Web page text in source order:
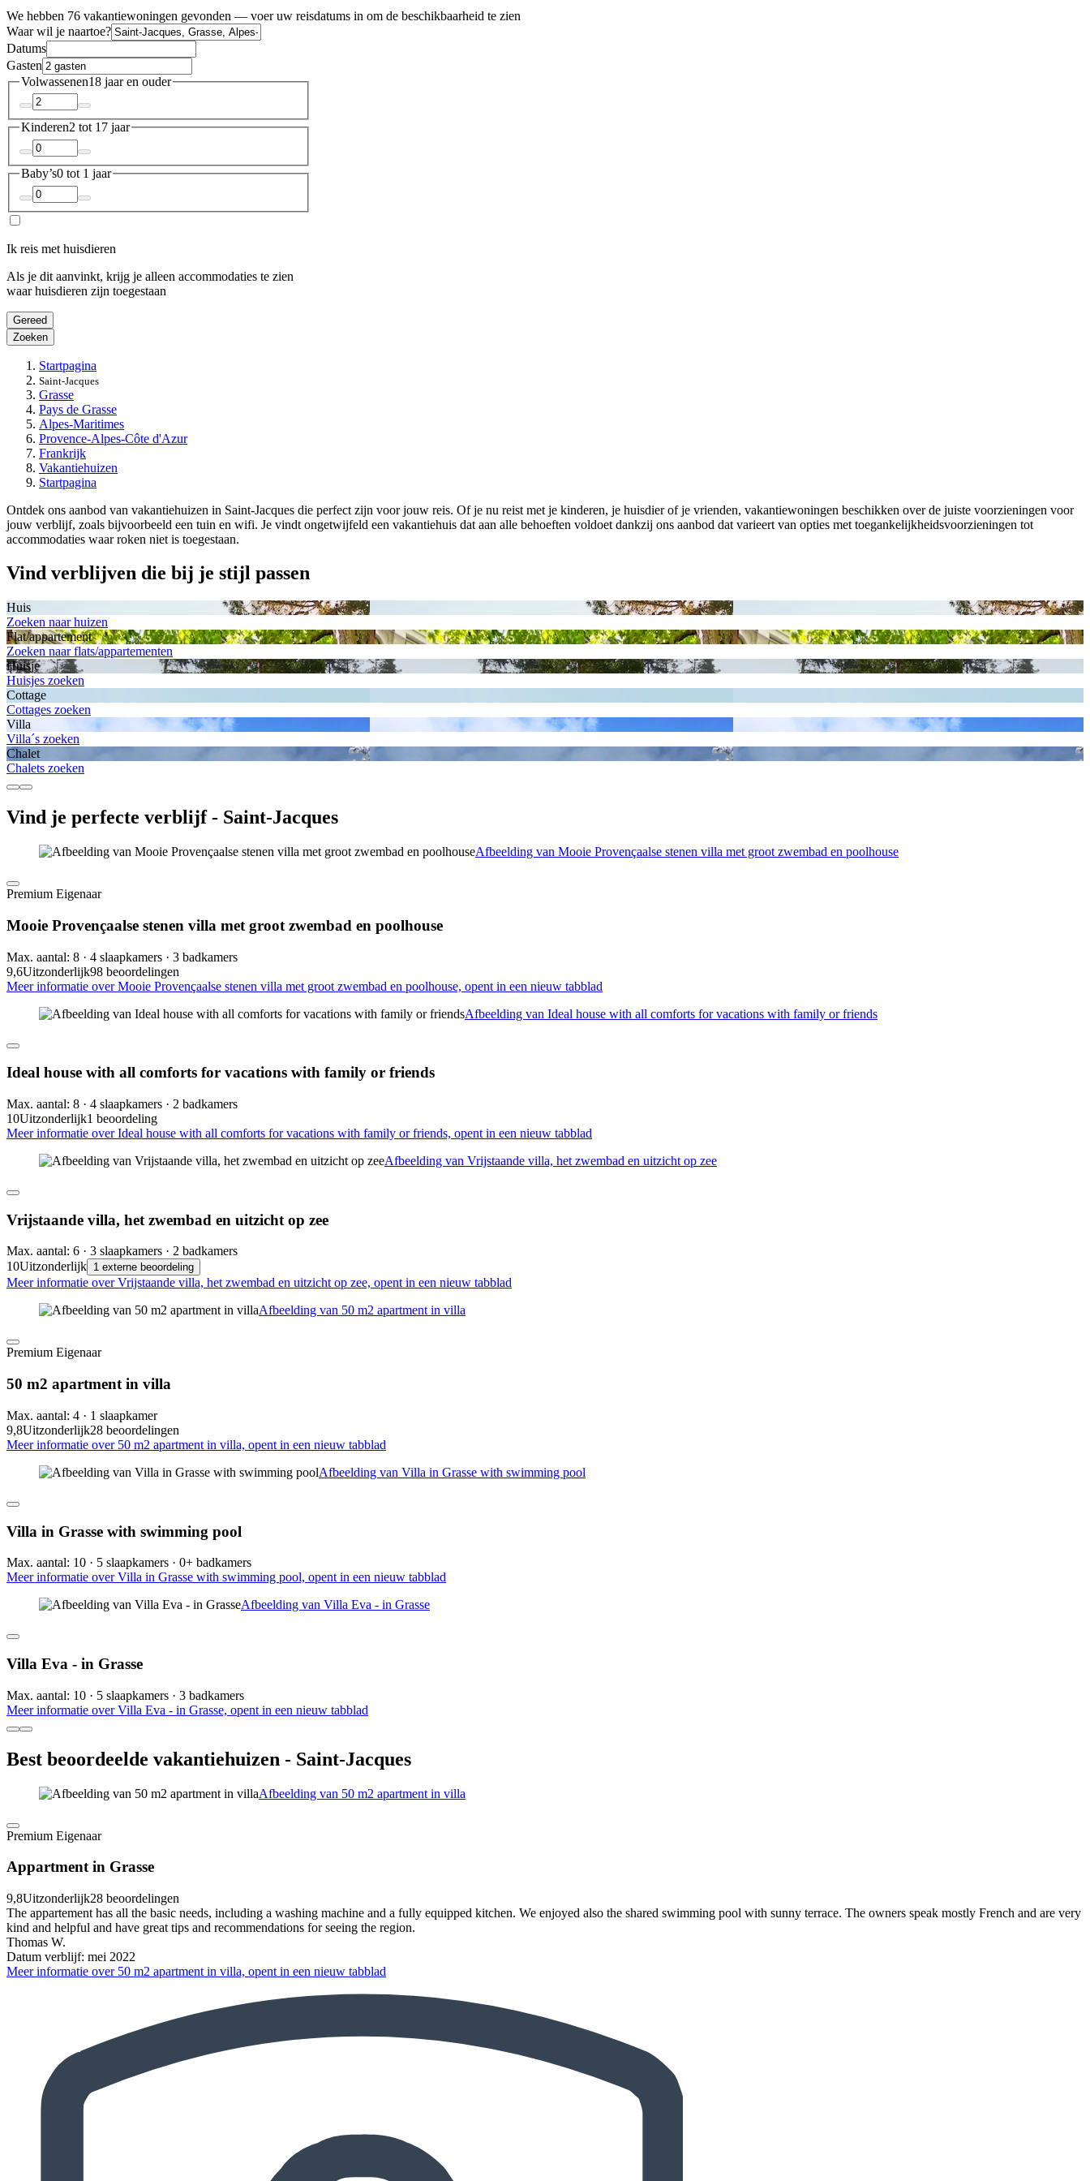
We hebben 76 vakantiewoningen gevonden — voer uw reisdatums in om de beschikbaarheid te zien
Waar wil je naartoe?
Datums
Gasten
Volwassenen18 jaar en ouder
Kinderen2 tot 17 jaar
Baby’s0 tot 1 jaar
Ik reis met huisdieren
Als je dit aanvinkt, krijg je alleen accommodaties te zien
waar huisdieren zijn toegestaan
Gereed
Zoeken
Startpagina
Saint-Jacques
Grasse
Pays de Grasse
Alpes-Maritimes
Provence-Alpes-Côte d'Azur
Frankrijk
Vakantiehuizen
Startpagina
Ontdek ons aanbod van vakantiehuizen in Saint-Jacques die perfect zijn voor jouw reis. Of je nu reist met je kinderen, je huisdier of je vrienden, vakantiewoningen beschikken over de juiste voorzieningen voor
jouw verblijf, zoals bijvoorbeeld een tuin en wifi. Je vindt ongetwijfeld een vakantiehuis dat aan alle behoeften voldoet dankzij ons aanbod dat varieert van opties met toegankelijkheidsvoorzieningen tot
accommodaties waar roken niet is toegestaan.
Vind verblijven die bij je stijl passen
Huis
Zoeken naar huizen
Flat/appartement
Zoeken naar flats/appartementen
Huisje
Huisjes zoeken
Cottage
Cottages zoeken
Villa
Villa´s zoeken
Chalet
Chalets zoeken
Vind je perfecte verblijf - Saint-Jacques
Afbeelding van Mooie Provençaalse stenen villa met groot zwembad en poolhouse
Premium Eigenaar
Mooie Provençaalse stenen villa met groot zwembad en poolhouse
Max. aantal: 8 · 4 slaapkamers · 3 badkamers
9,6Uitzonderlijk98 beoordelingen
Meer informatie over Mooie Provençaalse stenen villa met groot zwembad en poolhouse, opent in een nieuw tabblad
Afbeelding van Ideal house with all comforts for vacations with family or friends
Ideal house with all comforts for vacations with family or friends
Max. aantal: 8 · 4 slaapkamers · 2 badkamers
10Uitzonderlijk1 beoordeling
Meer informatie over Ideal house with all comforts for vacations with family or friends, opent in een nieuw tabblad
Afbeelding van Vrijstaande villa, het zwembad en uitzicht op zee
Vrijstaande villa, het zwembad en uitzicht op zee
Max. aantal: 6 · 3 slaapkamers · 2 badkamers
10Uitzonderlijk 1 externe beoordeling
Meer informatie over Vrijstaande villa, het zwembad en uitzicht op zee, opent in een nieuw tabblad
Afbeelding van 50 m2 apartment in villa
Premium Eigenaar
50 m2 apartment in villa
Max. aantal: 4 · 1 slaapkamer
9,8Uitzonderlijk28 beoordelingen
Meer informatie over 50 m2 apartment in villa, opent in een nieuw tabblad
Afbeelding van Villa in Grasse with swimming pool
Villa in Grasse with swimming pool
Max. aantal: 10 · 5 slaapkamers · 0+ badkamers
Meer informatie over Villa in Grasse with swimming pool, opent in een nieuw tabblad
Afbeelding van Villa Eva - in Grasse
Villa Eva - in Grasse
Max. aantal: 10 · 5 slaapkamers · 3 badkamers
Meer informatie over Villa Eva - in Grasse, opent in een nieuw tabblad
Best beoordeelde vakantiehuizen - Saint-Jacques
Afbeelding van 50 m2 apartment in villa
Premium Eigenaar
Appartment in Grasse
9,8Uitzonderlijk28 beoordelingen
The appartement has all the basic needs, including a washing machine and a fully equipped kitchen. We enjoyed also the shared swimming pool with sunny terrace. The owners speak mostly French and are very
kind and helpful and have great tips and recommendations for seeing the region.
Thomas W.
Datum verblijf: mei 2022
Meer informatie over 50 m2 apartment in villa, opent in een nieuw tabblad